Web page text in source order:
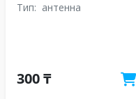
Тип: антенна
300 ₸